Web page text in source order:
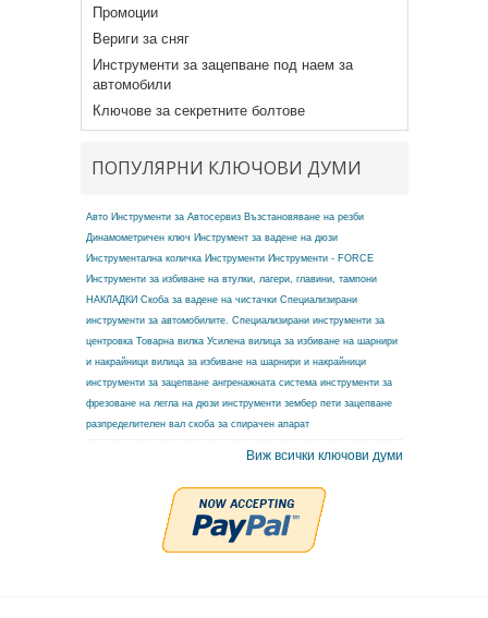
Промоции
Вериги за сняг
Инструменти за зацепване под наем за
автомобили
Ключове за секретните болтове
ПОПУЛЯРНИ КЛЮЧОВИ ДУМИ
Авто Инструменти за Автосервиз Възстановяване на резби
Динамометричен ключ Инструмент за вадене на дюзи
Инструментална количка Инструменти Инструменти - FORCE
Инструменти за избиване на втулки, лагери, главини, тампони
НАКЛАДКИ Скоба за вадене на чистачки Специализирани
инструменти за автомобилите. Специализирани инструменти за
центровка Товарна вилка Усилена вилица за избиване на шарнири
и накрайници вилица за избиване на шарнири и накрайници
инструменти за зацепване ангренажната система инструменти за
фрезоване на легла на дюзи инструменти зембер пети зацепване
разпределителен вал скоба за спирачен апарат
Виж всички ключови думи